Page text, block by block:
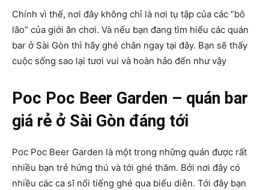
Chính vì thế, nơi đây không chỉ là nơi tụ tập của các “bô
lão” của giới ăn chơi. Và nếu bạn đang tìm hiểu các quán
bar ở Sài Gòn thì hãy ghé chân ngay tại đây. Bạn sẽ thấy
cuộc sống sao lại tươi vui và hoàn hảo đến như vậy
Poc Poc Beer Garden – quán bar
giá rẻ ở Sài Gòn đáng tới
Poc Poc Beer Garden là một trong những quán được rất
nhiều bạn trẻ hứng thú và tới ghé thăm. Bởi nơi đây có
nhiều các ca sĩ nổi tiếng ghé qua biểu diễn. Tới đây bạn